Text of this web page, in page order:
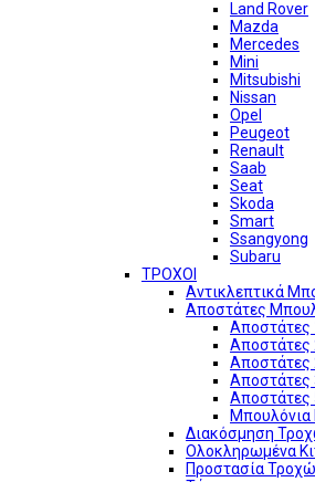
Land Rover
Mazda
Mercedes
Mini
Mitsubishi
Nissan
Opel
Peugeot
Renault
Saab
Seat
Skoda
Smart
Ssangyong
Subaru
ΤΡΟΧΟΙ
Αντικλεπτικά
Αποστάτες
Αποστάτες
Αποστάτες
Αποστάτες
Αποστάτες
Αποστάτες
Διακόσμηση
Ολοκληρωμένα
Προστασία